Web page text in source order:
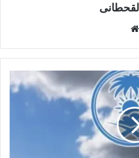
ق
ع
ا
ل
و
ي
ب